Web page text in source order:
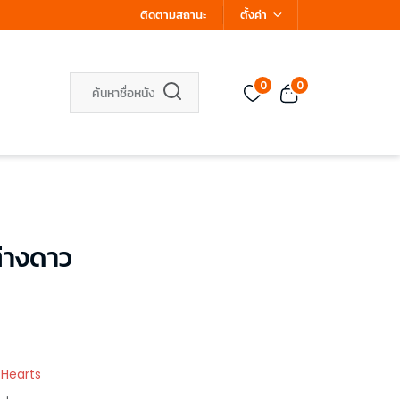
ติดตามสถานะ ตั้งค่า
0 0
งดาว
Hearts